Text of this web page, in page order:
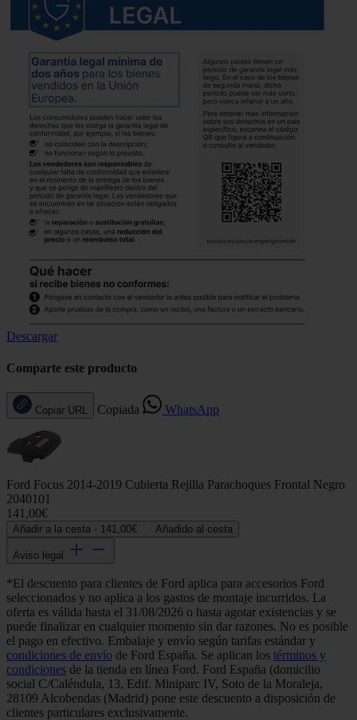
Descargar
Comparte este producto
Copiar URL Copiada WhatsApp
Ford Focus 2014-2019 Cubierta Rejilla Parachoques Frontal Negro
2040101
141,00€
Añadir a la cesta - 141,00€ Añadido al cesta
Aviso legal
*El descuento para clientes de Ford aplica para accesorios Ford
seleccionados y no aplica a los gastos de montaje incurridos. La
oferta es válida hasta el 31/08/2026 o hasta agotar existencias y se
puede finalizar en cualquier momento sin dar razones. No es posible
el pago en efectivo. Embalaje y envío según tarifas estándar y
condiciones de envío de Ford España. Se aplican los términos y
condiciones de la tienda en línea Ford. Ford España (domicilio
social C/Caléndula, 13, Edif. Miniparc IV, Soto de la Moraleja,
28109 Alcobendas (Madrid) pone este descuento a disposición de
clientes particulares exclusivamente.